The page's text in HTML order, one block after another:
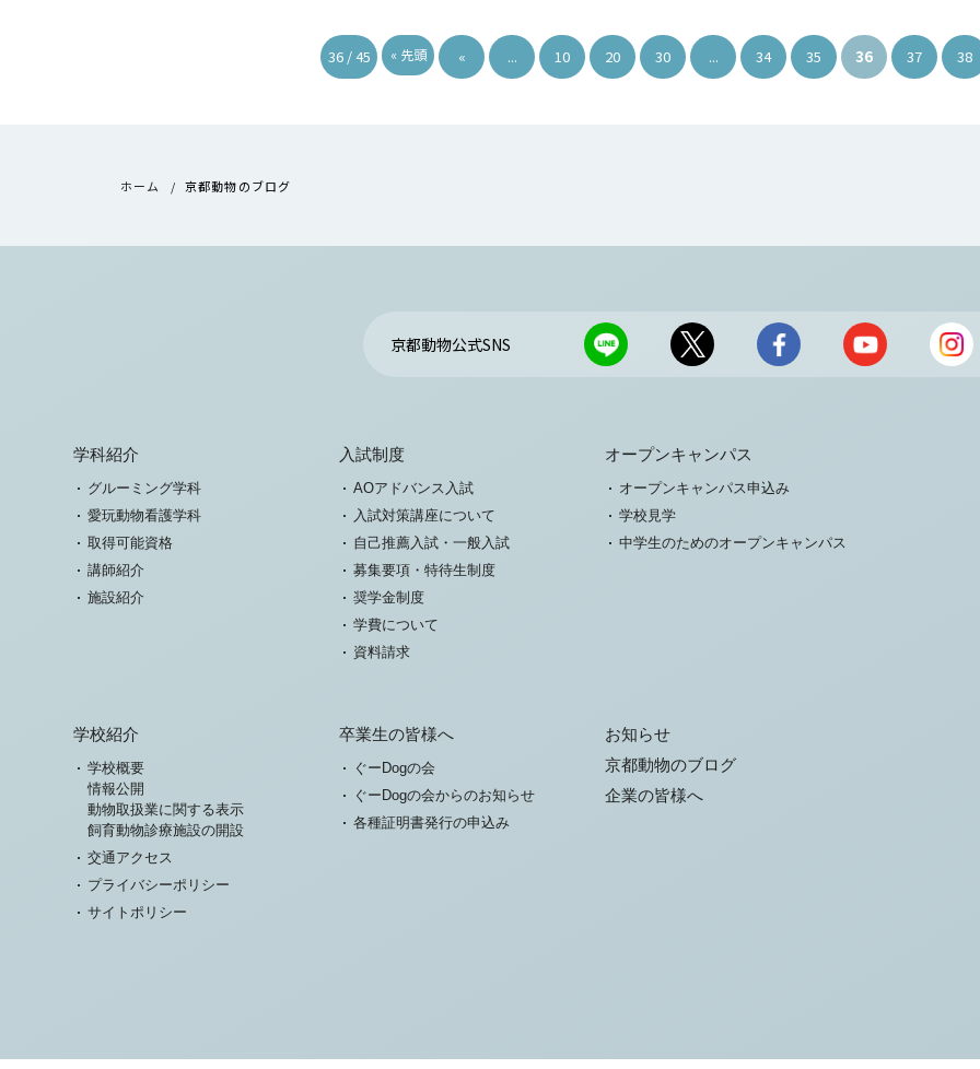
36 / 45 « 先頭 « ... 10 20 30 ... 34 35 36 37 38
ホーム 京都動物のブログ
京都動物公式SNS
学科紹介
グルーミング学科
愛玩動物看護学科
取得可能資格
講師紹介
施設紹介
入試制度
AOアドバンス入試
入試対策講座について
自己推薦入試・一般入試
募集要項・特待生制度
奨学金制度
学費について
資料請求
オープンキャンパス
オープンキャンパス申込み
学校見学
中学生のためのオープンキャンパス
学校紹介
学校概要
情報公開
動物取扱業に関する表示
飼育動物診療施設の開設
交通アクセス
プライバシーポリシー
サイトポリシー
卒業生の皆様へ
ぐーDogの会
ぐーDogの会からのお知らせ
各種証明書発行の申込み
お知らせ
京都動物のブログ
企業の皆様へ